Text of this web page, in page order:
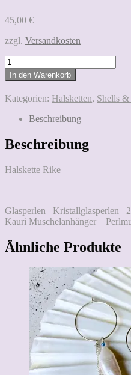
45,00 €
zzgl. Versandkosten
Rike
Menge
In den Warenkorb
Kategorien: Halsketten, Shells &
Beschreibung
Beschreibung
Halskette Rike
Glasperlen Kristallglasperlen
Kauri Muschelanhänger
Ähnliche Produkte